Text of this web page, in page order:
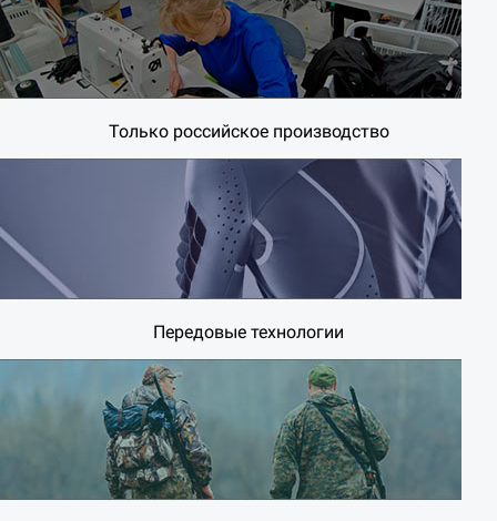
Только российское производство
Передовые технологии